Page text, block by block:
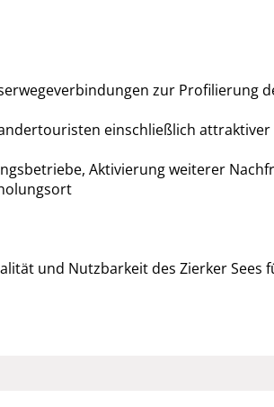
zur Profilierung
einschließlich attraktiver
Aktivierung weiterer
und Nutzbarkeit des Zierker Sees